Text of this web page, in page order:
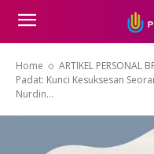
Home ARTIKEL PERSONAL
Padat: Kunci Kesuksesan
Nurdin...